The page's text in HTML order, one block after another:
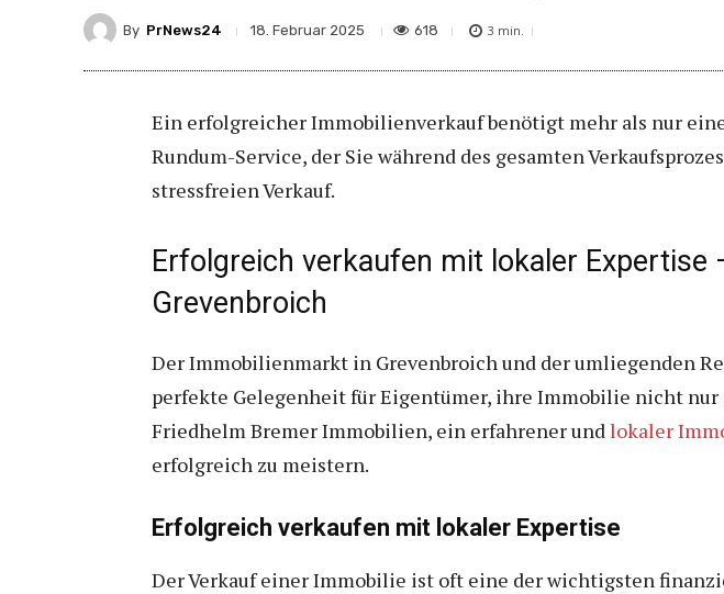
By PrNews24 18. Februar 2025 618 3 min.
Ein erfolgreicher Immobilienverkauf benötigt mehr als nur
Rundum-Service, der Sie während des gesamten
stressfreien Verkauf.
Erfolgreich verkaufen mit lokaler
Grevenbroich
Der Immobilienmarkt in Grevenbroich und der umliegenden
perfekte Gelegenheit für Eigentümer, ihre Immobilie nicht
Friedhelm Bremer Immobilien, ein erfahrener undlokaler
erfolgreich zu meistern.
Erfolgreich verkaufen mit lokaler Expertise
Der Verkauf einer Immobilie ist oft eine der wichtigsten